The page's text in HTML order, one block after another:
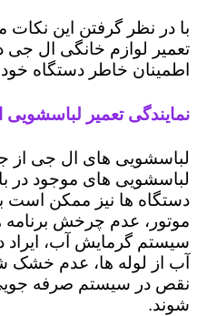
با در نظر گرفتن این نکات
تعمیر لوازم خانگی ال جی
اطمینان خاطر دستگاه خود
نمایندگی تعمیر
لباسشویی های ال جی از
لباسشویی های موجود در
دستگاه ها نیز ممکن است
موتور، عدم چرخش
سیستم گرمایش آب،
آب از لوله ها، عدم خشک
نقص در سیستم صرفه
شوند.